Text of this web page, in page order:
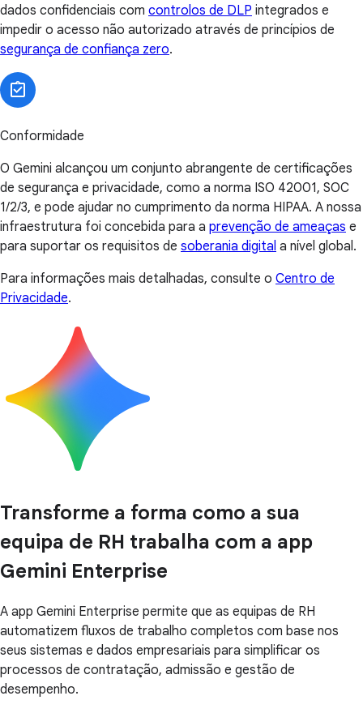
dados confidenciais com controlos de DLP integrados e
impedir o acesso não autorizado através de princípios de
segurança de confiança zero.
Conformidade
O Gemini alcançou um conjunto abrangente de certificações
de segurança e privacidade, como a norma ISO 42001, SOC
1/2/3, e pode ajudar no cumprimento da norma HIPAA. A nossa
infraestrutura foi concebida para a prevenção de ameaças e
para suportar os requisitos de soberania digital a nível global.
Para informações mais detalhadas, consulte o Centro de
Privacidade.
Transforme a forma como a sua
equipa de RH trabalha com a app
Gemini Enterprise
A app Gemini Enterprise permite que as equipas de RH
automatizem fluxos de trabalho completos com base nos
seus sistemas e dados empresariais para simplificar os
processos de contratação, admissão e gestão de
desempenho.